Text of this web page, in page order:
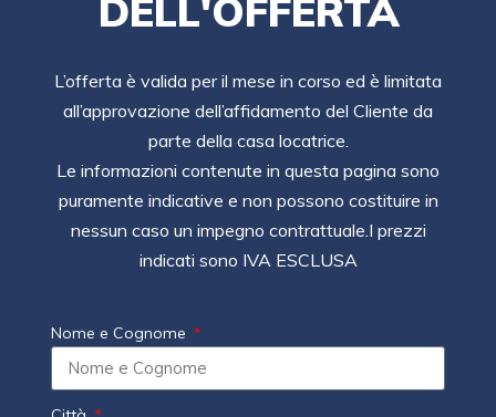
DELL'OFFERTA
L’offerta è valida per il mese in corso ed è limitata
all’approvazione dell’affidamento del Cliente da
parte della casa locatrice.
Le informazioni contenute in questa pagina sono
puramente indicative e non possono costituire in
nessun caso un impegno contrattuale.I prezzi
indicati sono IVA ESCLUSA
Nome e Cognome